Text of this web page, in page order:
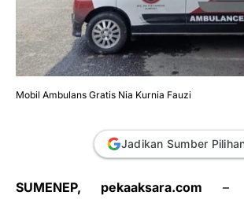
Mobil Ambulans Gratis Nia Kurnia Fauzi
Jadikan Sumber
SUMENEP, pekaaksara.com –